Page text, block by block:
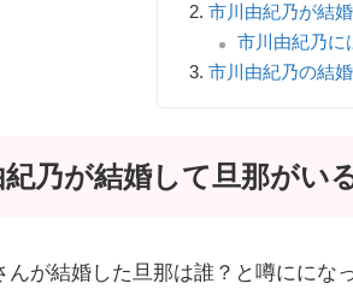
市川由紀乃が結
市川由紀乃に
市川由紀乃の結
紀乃が結婚して旦那がい
んが結婚した旦那は誰？と噂ににな